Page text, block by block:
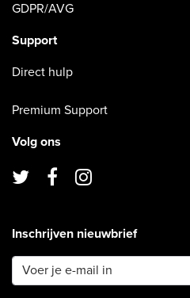
GDPR/AVG
Support
Direct hulp
Premium Support
Volg ons
Inschrijven nieuwbrief